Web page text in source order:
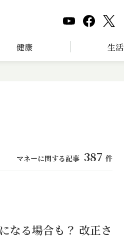
健康 生活
マネーに関する記事 387 件
なる場合も？ 改正さ